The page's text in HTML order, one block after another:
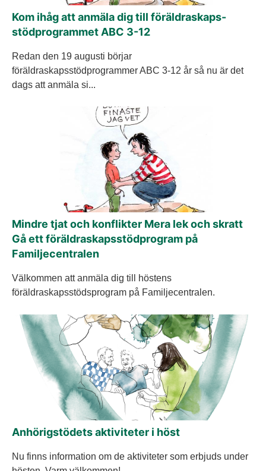
Kom ihåg att anmäla dig till föräldraskaps-
stödprogrammet ABC 3-12
Redan den 19 augusti börjar
föräldraskapsstödprogrammer ABC 3-12 år så nu är det
dags att anmäla si...
Mindre tjat och konflikter Mera lek och skratt
Gå ett föräldraskapsstödprogram på
Familjecentralen
Välkommen att anmäla dig till höstens
föräldraskapsstödsprogram på Familjecentralen.
Anhörigstödets aktiviteter i höst
Nu finns information om de aktiviteter som erbjuds under